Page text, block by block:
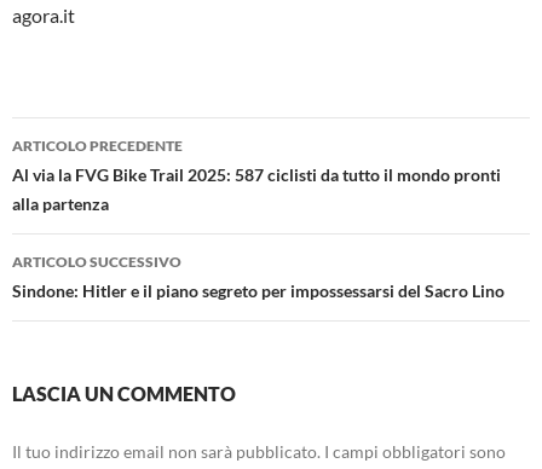
agora.it
Navigazione
articolo
ARTICOLO PRECEDENTE
Al via la FVG Bike Trail 2025: 587 ciclisti da tutto il mondo pronti
alla partenza
ARTICOLO SUCCESSIVO
Sindone: Hitler e il piano segreto per impossessarsi del Sacro Lino
LASCIA UN COMMENTO
Il tuo indirizzo email non sarà pubblicato. I campi obbligatori sono